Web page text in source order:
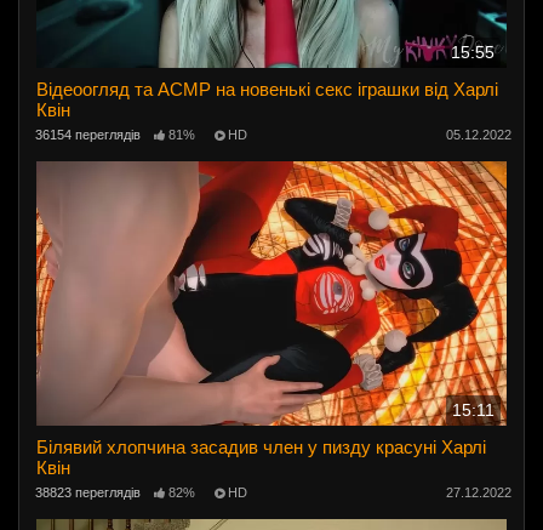
15:55
Відеоогляд та АСМР на новенькі секс іграшки від Харлі
Квін
36154 переглядів 81% HD 05.12.2022
15:11
Білявий хлопчина засадив член у пизду красуні Харлі
Квін
38823 переглядів 82% HD 27.12.2022